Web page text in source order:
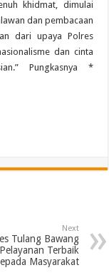
khidmat, dimulai
dan pembacaan
dari upaya Polres
dan cinta
Pungkasnya *
Next
Tulang Bawang
Terbaik
Masyarakat